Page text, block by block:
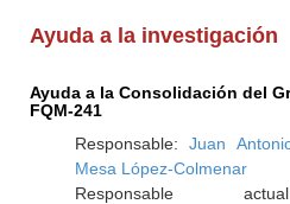
Ayuda a la investigación
Ayuda a la Consolidación del
FQM-241
Responsable:Juan
Mesa López-Colmenar
Responsable